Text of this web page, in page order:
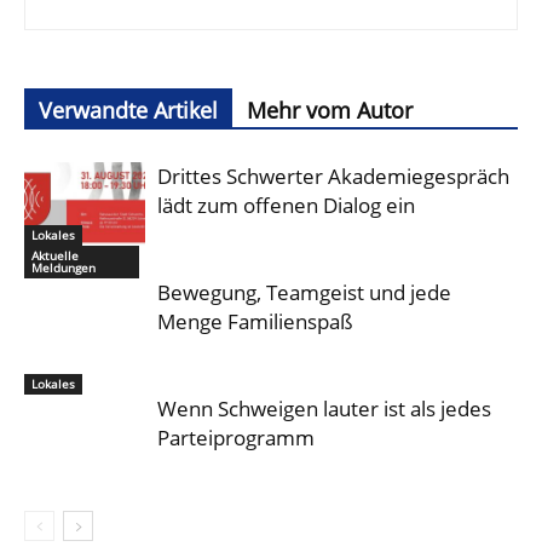
Verwandte Artikel Mehr vom Autor
Lokales
Drittes Schwerter Akademiegespräch
lädt zum offenen Dialog ein
Aktuelle
Meldungen
Bewegung, Teamgeist und jede
Menge Familienspaß
Lokales
Wenn Schweigen lauter ist als jedes
Parteiprogramm